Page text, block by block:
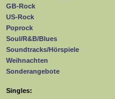
GB-Rock
US-Rock
Poprock
Soul/R&B/Blues
Soundtracks/Hörspiele
Weihnachten
Sonderangebote
Singles: